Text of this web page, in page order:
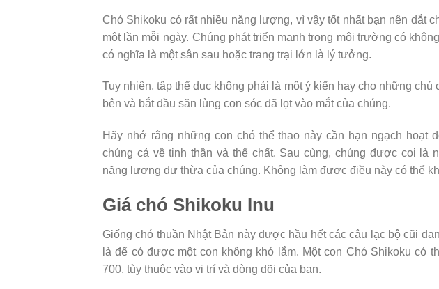
Chó Shikoku có rất nhiều năng lượng, vì vậy tốt nhất bạn nên dắt
một lần mỗi ngày. Chúng phát triển mạnh trong môi trường có
có nghĩa là một sân sau hoặc trang trại lớn là lý tưởng.
Tuy nhiên, tập thể dục không phải là một ý kiến ​​hay cho những chú
bên và bắt đầu săn lùng con sóc đã lọt vào mắt của chúng.
Hãy nhớ rằng những con chó thể thao này cần hạn ngạch hoạt
chúng cả về tinh thần và thể chất. Sau cùng, chúng được coi là
năng lượng dư thừa của chúng. Không làm được điều này có thể
Giá chó Shikoku Inu
Giống chó thuần Nhật Bản này được hầu hết các câu lạc bộ cũi
là để có được một con không khó lắm. Một con Chó Shikoku có
700, tùy thuộc vào vị trí và dòng dõi của bạn.